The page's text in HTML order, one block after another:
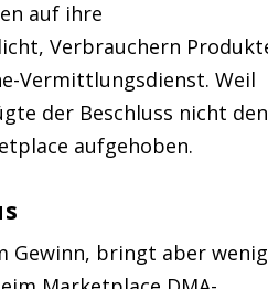
auf ihre
Verbrauchern
Vermittlungsdienst. Weil
der Beschluss nicht den
aufgehoben.
Gewinn, bringt aber